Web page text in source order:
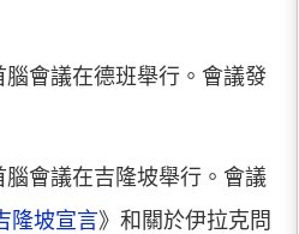
會議在德班舉行。會議發
會議在吉隆坡舉行。會議
隆坡宣言》和關於伊拉克問